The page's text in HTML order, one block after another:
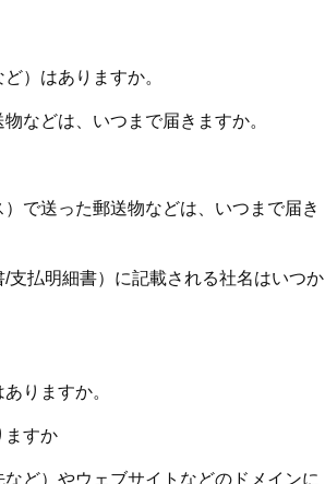
）はありますか。
などは、いつまで届きますか。
で送った郵送物などは、いつまで届き
支払明細書）に記載される社名はいつか
りますか。
ますか
ど）やウェブサイトなどのドメインに